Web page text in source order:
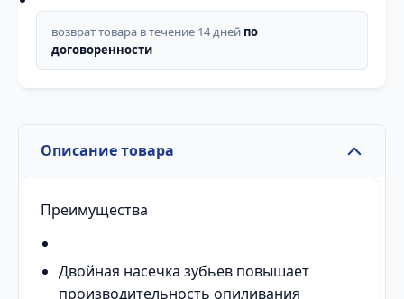
возврат товара в течение 14 дней по
договоренности
Описание товара
Преимущества
Двойная насечка зубьев повышает
производительность опиливания